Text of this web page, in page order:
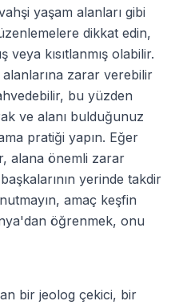
yaşam alanları gibi
dikkat edin,
veya kısıtlanmış olabilir.
alanlarına zarar verebilir
bu yüzden
ve alanı bulduğunuz
pratiği yapın. Eğer
alana önemli zarar
yerinde takdir
amaç keşfin
öğrenmek, onu
bir jeolog çekici, bir